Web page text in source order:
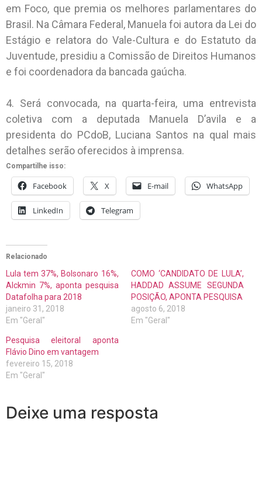
em Foco, que premia os melhores parlamentares do
Brasil. Na Câmara Federal, Manuela foi autora da Lei do
Estágio e relatora do Vale-Cultura e do Estatuto da
Juventude, presidiu a Comissão de Direitos Humanos
e foi coordenadora da bancada gaúcha.
4. Será convocada, na quarta-feira, uma entrevista
coletiva com a deputada Manuela D’avila e a
presidenta do PCdoB, Luciana Santos na qual mais
detalhes serão oferecidos à imprensa.
Compartilhe isso:
Facebook X E-mail WhatsApp
LinkedIn Telegram
Relacionado
Lula tem 37%, Bolsonaro 16%,
Alckmin 7%, aponta pesquisa
Datafolha para 2018
janeiro 31, 2018
Em "Geral"
COMO ‘CANDIDATO DE LULA’,
HADDAD ASSUME SEGUNDA
POSIÇÃO, APONTA PESQUISA
agosto 6, 2018
Em "Geral"
Pesquisa eleitoral aponta
Flávio Dino em vantagem
fevereiro 15, 2018
Em "Geral"
Deixe uma resposta